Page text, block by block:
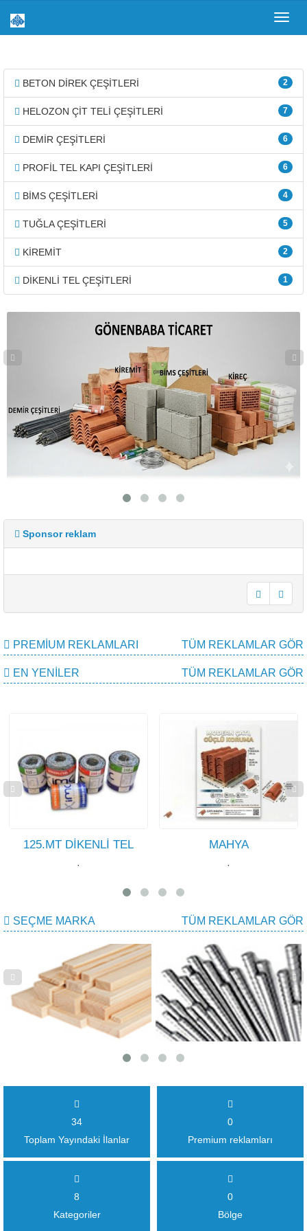
2
BETON DİREK ÇEŞİTLERİ
7
HELOZON ÇİT TELİ ÇEŞİTLERİ
6
DEMİR ÇEŞİTLERİ
6
PROFİL TEL KAPI ÇEŞİTLERİ
4
BİMS ÇEŞİTLERİ
5
TUĞLA ÇEŞİTLERİ
2
KİREMİT
1
DİKENLİ TEL ÇEŞİTLERİ
Sponsor reklam
PREMIUM REKLAMLARI TÜM REKLAMLAR GÖR
EN YENILER TÜM REKLAMLAR GÖR
DİKENLİ TEL
SEÇME MARKA TÜM REKLAMLAR GÖR
34
Toplam Yayındaki İlanlar
0
Premium reklamları
8
Kategoriler
0
Bölge